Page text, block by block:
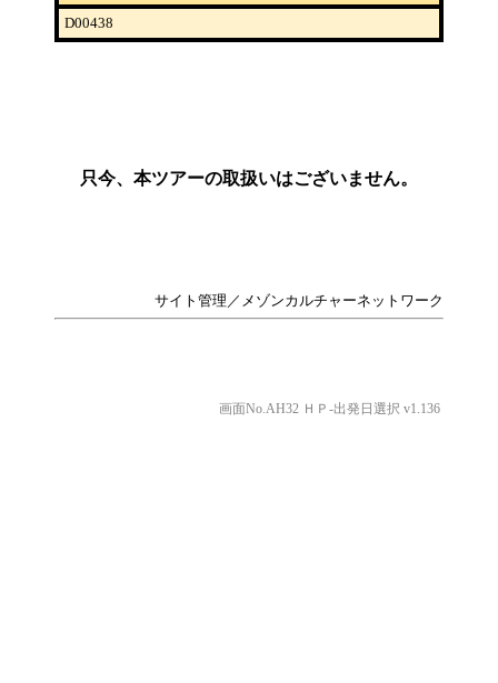
D00438
只今、本ツアーの取扱いはございません。
サイト管理／メゾンカルチャーネットワーク
画面No.AH32 ＨＰ-出発日選択 v1.136